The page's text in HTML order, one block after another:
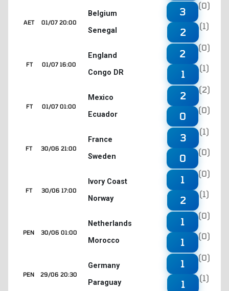
01/07 20:00
AET
Belgium
Senegal
3
(0)
2
(1)
01/07 16:00
FT
England
Congo DR
2
(0)
1
(1)
01/07 01:00
FT
Mexico
Ecuador
2
(2)
0
(0)
30/06 21:00
FT
France
Sweden
3
(1)
0
(0)
30/06 17:00
FT
Ivory Coast
Norway
1
(0)
2
(1)
30/06 01:00
PEN
Netherlands
Morocco
1
(0)
1
(0)
29/06 20:30
PEN
Germany
Paraguay
1
(0)
1
(1)